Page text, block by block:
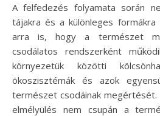
A felfedezés folyamata során
tájakra és a különleges formákra
arra is, hogy a természet
csodálatos rendszerként
környezetük közötti
ökoszisztémák és azok
természet csodáinak megértését.
elmélyülés nem csupán a